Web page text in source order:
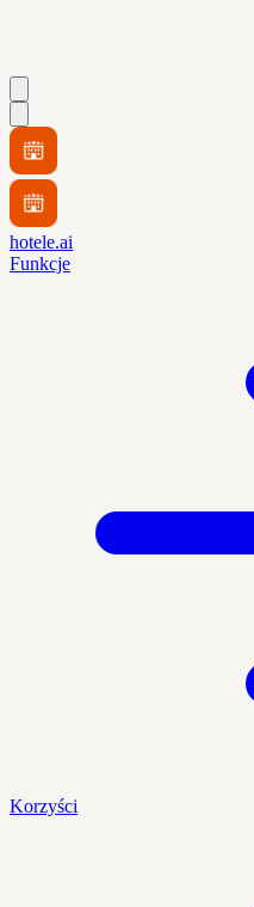
hotele.ai
Funkcje
Korzyści